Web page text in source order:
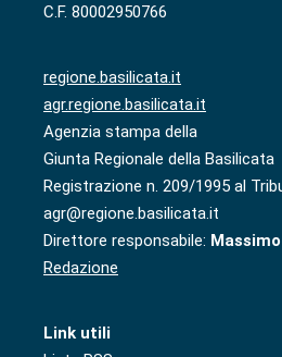
C.F. 80002950766
regione.basilicata.it
agr.regione.basilicata.it
Agenzia stampa della
Giunta Regionale della Basilicata
Registrazione n. 209/1995 al
agr@regione.basilicata.it
Direttore responsabile:
Redazione
Link utili